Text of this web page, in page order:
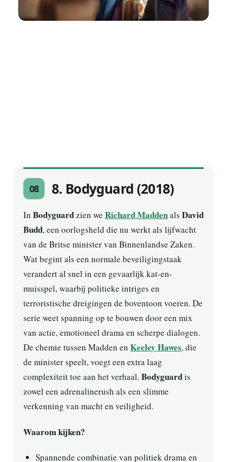
08 8. Bodyguard (2018)
In Bodyguardzien we Richard Maddenals David
Budd, een oorlogsheld die nu werkt als lijfwacht
van de Britse minister van Binnenlandse Zaken.
Wat begint als een normale beveiligingstaak
verandert al snel in een gevaarlijk kat-en-
muisspel, waarbij politieke intriges en
terroristische dreigingen de boventoon voeren. De
serie weet spanning op te bouwen door een mix
van actie, emotioneel drama en scherpe dialogen.
De chemie tussen Madden en Keeley Hawes, die
de minister speelt, voegt een extra laag
complexiteit toe aan het verhaal. Bodyguardis
zowel een adrenalinerush als een slimme
verkenning van macht en veiligheid.
Waarom kijken?
Spannende combinatie van politiek drama en